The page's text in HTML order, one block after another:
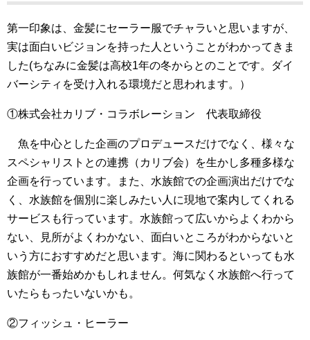
第一印象は、金髪にセーラー服でチャラいと思いますが、
実は面白いビジョンを持った人ということがわかってきま
した(ちなみに金髪は高校1年の冬からとのことです。ダイ
バーシティを受け入れる環境だと思われます。）
①株式会社カリブ・コラボレーション 代表取締役
魚を中心とした企画のプロデュースだけでなく、様々な
スペシャリストとの連携（カリブ会）を生かし多種多様な
企画を行っています。また、水族館での企画演出だけでな
く、水族館を個別に楽しみたい人に現地で案内してくれる
サービスも行っています。水族館って広いからよくわから
ない、見所がよくわかない、面白いところがわからないと
いう方におすすめだと思います。海に関わるといっても水
族館が一番始めかもしれません。何気なく水族館へ行って
いたらもったいないかも。
②フィッシュ・ヒーラー